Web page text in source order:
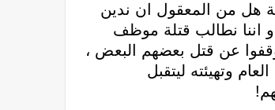
هل من المعقول ان ندين
اننا نطالب قتلة موظف
عن قتل بعضهم البعض ،
وتهيئته ليتقبل